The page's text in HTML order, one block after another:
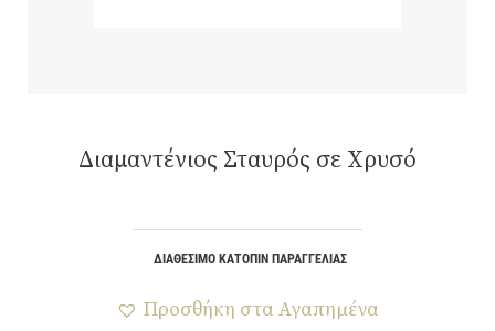
Διαμαντένιος Σταυρός σε Χρυσό
ΔΙΑΘΈΣΙΜΟ ΚΑΤΌΠΙΝ ΠΑΡΑΓΓΕΛΊΑΣ
Προσθήκη στα Αγαπημένα